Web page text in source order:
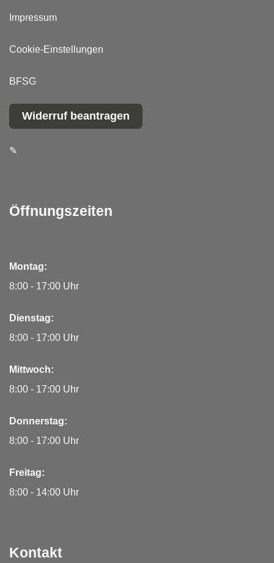
Impressum
Cookie-Einstellungen
BFSG
Widerruf beantragen
✎
Öffnungszeiten
Montag:
8:00 - 17:00 Uhr
Dienstag:
8:00 - 17:00 Uhr
Mittwoch:
8:00 - 17:00 Uhr
Donnerstag:
8:00 - 17:00 Uhr
Freitag:
8:00 - 14:00 Uhr
Kontakt